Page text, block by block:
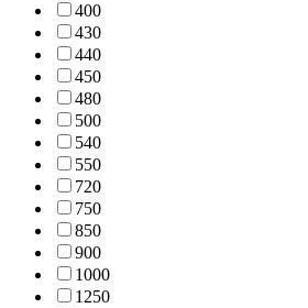
400
430
440
450
480
500
540
550
720
750
850
900
1000
1250